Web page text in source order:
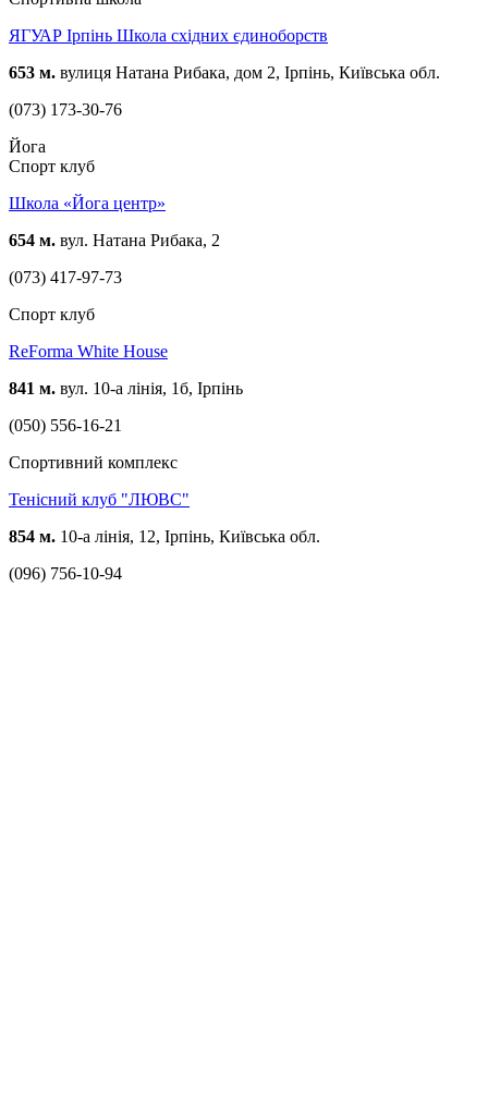
ЯГУАР Ірпінь Школа східних єдиноборств
653 м. вулиця Натана Рибака, дом 2, Ірпінь, Київська обл.
(073) 173-30-76
Йога
Спорт клуб
Школа «Йога центр»
654 м. вул. Натана Рибака, 2
(073) 417-97-73
Спорт клуб
ReForma White House
841 м. вул. 10-а лінія, 1б, Ірпінь
(050) 556-16-21
Спортивний комплекс
Тенісний клуб "ЛЮВС"
854 м. 10-а лінія, 12, Ірпінь, Київська обл.
(096) 756-10-94